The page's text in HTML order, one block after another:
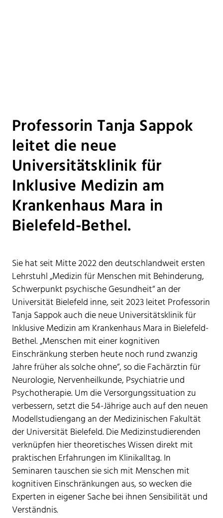
Professorin Tanja Sappok
leitet die neue
Universitätsklinik für
Inklusive Medizin am
Krankenhaus Mara in
Bielefeld-Bethel.
Sie hat seit Mitte 2022 den deutschlandweit ersten
Lehrstuhl „Medizin für Menschen mit Behinderung,
Schwerpunkt psychische Gesundheit“ an der
Universität Bielefeld inne, seit 2023 leitet Professorin
Tanja Sappok auch die neue Universitätsklinik für
Inklusive Medizin am Krankenhaus Mara in Bielefeld-
Bethel. „Menschen mit einer kognitiven
Einschränkung sterben heute noch rund zwanzig
Jahre früher als solche ohne“, so die Fachärztin für
Neurologie, Nervenheilkunde, Psychiatrie und
Psychotherapie. Um die Versorgungssituation zu
verbessern, setzt die 54-Jährige auch auf den neuen
Modellstudiengang an der Medizinischen Fakultät
der Universität Bielefeld. Die Medizinstudierenden
verknüpfen hier theoretisches Wissen direkt mit
praktischen Erfahrungen im Klinikalltag. In
Seminaren tauschen sie sich mit Menschen mit
kognitiven Einschränkungen aus, so wecken die
Experten in eigener Sache bei ihnen Sensibilität und
Verständnis.